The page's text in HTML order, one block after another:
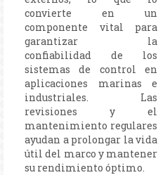
convierte en un
componente vital para
garantizar la
confiabilidad de los
sistemas de control en
aplicaciones marinas e
industriales. Las
revisiones y el
mantenimiento regulares
ayudan a prolongar la vida
útil del marco y mantener
su rendimiento óptimo.